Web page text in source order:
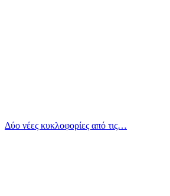
Δύο νέες κυκλοφορίες από τις…